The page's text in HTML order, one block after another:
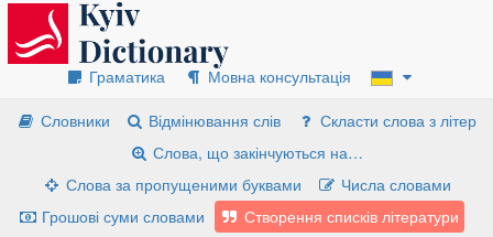
Граматика
Мовна консультація
Словники
Відмінювання слів
Скласти слова з літер
Слова, що закінчуються на…
Слова за пропущеними буквами
Числа словами
Грошові суми словами
Створення списків літератури